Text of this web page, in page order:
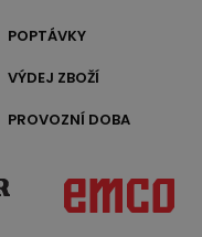
POPTÁVKY
VÝDEJ ZBOŽÍ
PROVOZNÍ DOBA